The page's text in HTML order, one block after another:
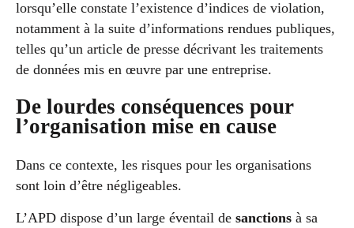
lorsqu’elle constate l’existence d’indices de violation,
notamment à la suite d’informations rendues publiques,
telles qu’un article de presse décrivant les traitements
de données mis en œuvre par une entreprise.
De lourdes conséquences pour
l’organisation mise en cause
Dans ce contexte, les risques pour les organisations
sont loin d’être négligeables.
L’APD dispose d’un large éventail de sanctions à sa